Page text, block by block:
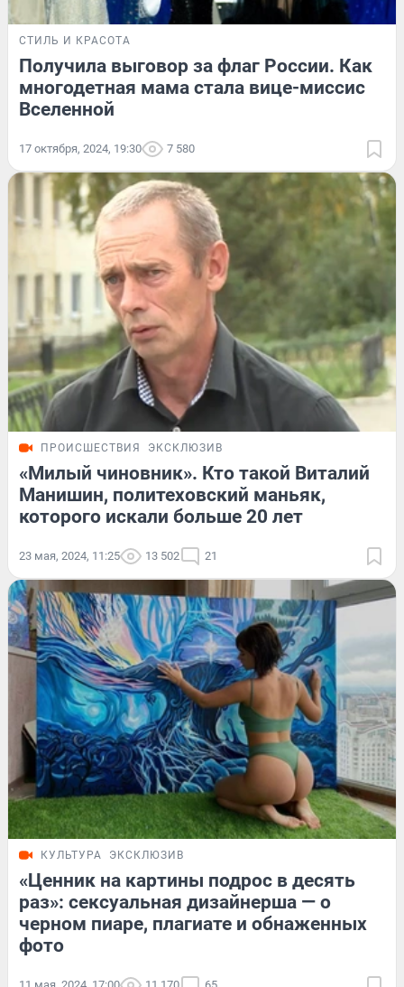
СТИЛЬ И КРАСОТА
Получила выговор за флаг России. Как
многодетная мама стала вице-миссис
Вселенной
17 октября, 2024, 19:30 7 580
ПРОИСШЕСТВИЯ ЭКСКЛЮЗИВ
«Милый чиновник». Кто такой Виталий
Манишин, политеховский маньяк,
которого искали больше 20 лет
23 мая, 2024, 11:25 13 502 21
КУЛЬТУРА ЭКСКЛЮЗИВ
«Ценник на картины подрос в десять
раз»: сексуальная дизайнерша — о
черном пиаре, плагиате и обнаженных
фото